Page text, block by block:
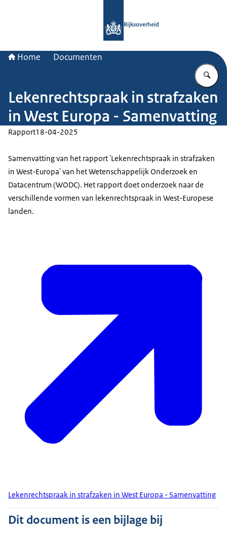
Rijksoverheid
Home Documenten
Lekenrechtspraak in strafzaken
in West Europa - Samenvatting
Rapport18-04-2025
Samenvatting van het rapport 'Lekenrechtspraak in strafzaken
in West-Europa' van het Wetenschappelijk Onderzoek en
Datacentrum (WODC). Het rapport doet onderzoek naar de
verschillende vormen van lekenrechtspraak in West-Europese
landen.
Lekenrechtspraak in strafzaken in West Europa - Samenvatting
Dit document is een bijlage bij